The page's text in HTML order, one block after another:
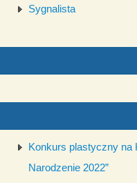
Sygnalista
Konkurs plastyczny na
Narodzenie 2022”